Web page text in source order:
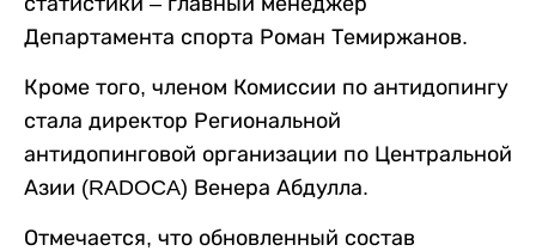
Департамента спорта Роман Темиржанов.
Кроме того, членом Комиссии по антидопингу
стала директор Региональной
антидопинговой организации по Центральной
Азии (RADOCA) Венера Абдулла.
Отмечается, что обновленный состав